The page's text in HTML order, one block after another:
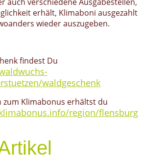
erhält, Klimaboni ausgezahlt
wieder auszugeben.
findest Du
waldgeschenk
Klimabonus erhältst du
region/flensburg